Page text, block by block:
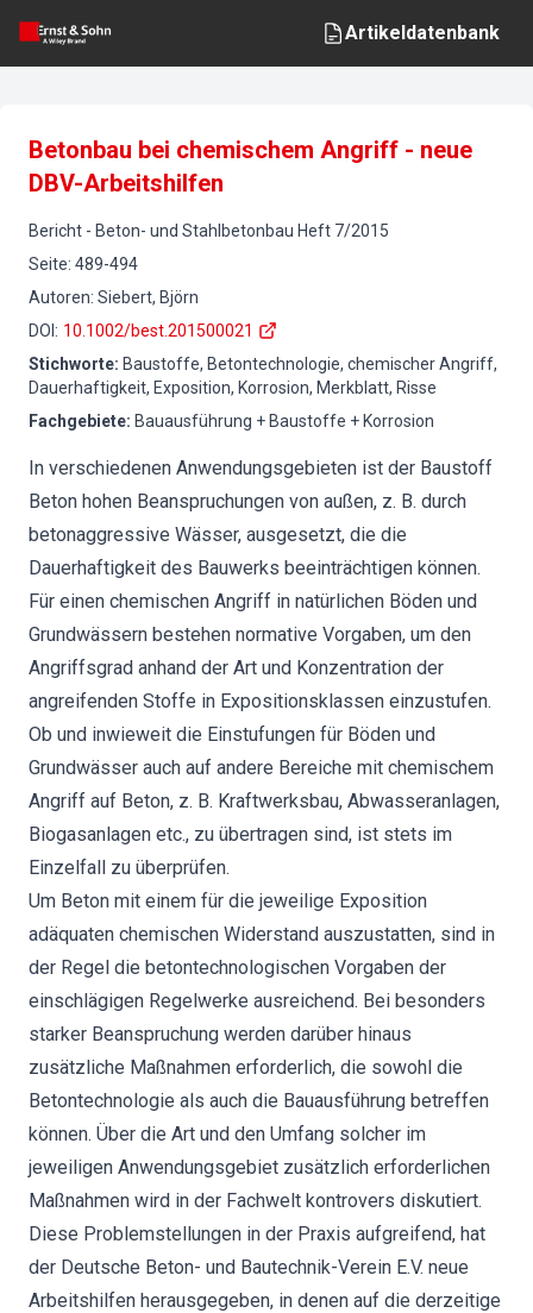
Artikeldatenbank
Betonbau bei chemischem Angriff - neue
DBV-Arbeitshilfen
Bericht - Beton- und Stahlbetonbau Heft 7/2015
Seite: 489-494
Autoren: Siebert, Björn
DOI : 10.1002/best.201500021
Stichworte: Baustoffe, Betontechnologie, chemischer Angriff,
Dauerhaftigkeit, Exposition, Korrosion, Merkblatt, Risse
Fachgebiete: Bauausführung + Baustoffe + Korrosion
In verschiedenen Anwendungsgebieten ist der Baustoff
Beton hohen Beanspruchungen von außen, z. B. durch
betonaggressive Wässer, ausgesetzt, die die
Dauerhaftigkeit des Bauwerks beeinträchtigen können.
Für einen chemischen Angriff in natürlichen Böden und
Grundwässern bestehen normative Vorgaben, um den
Angriffsgrad anhand der Art und Konzentration der
angreifenden Stoffe in Expositionsklassen einzustufen.
Ob und inwieweit die Einstufungen für Böden und
Grundwässer auch auf andere Bereiche mit chemischem
Angriff auf Beton, z. B. Kraftwerksbau, Abwasseranlagen,
Biogasanlagen etc., zu übertragen sind, ist stets im
Einzelfall zu überprüfen.
Um Beton mit einem für die jeweilige Exposition
adäquaten chemischen Widerstand auszustatten, sind in
der Regel die betontechnologischen Vorgaben der
einschlägigen Regelwerke ausreichend. Bei besonders
starker Beanspruchung werden darüber hinaus
zusätzliche Maßnahmen erforderlich, die sowohl die
Betontechnologie als auch die Bauausführung betreffen
können. Über die Art und den Umfang solcher im
jeweiligen Anwendungsgebiet zusätzlich erforderlichen
Maßnahmen wird in der Fachwelt kontrovers diskutiert.
Diese Problemstellungen in der Praxis aufgreifend, hat
der Deutsche Beton- und Bautechnik-Verein E.V. neue
Arbeitshilfen herausgegeben, in denen auf die derzeitige